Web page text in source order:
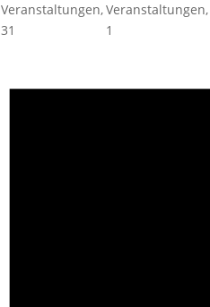
Veranstaltungen,
31
Veranstaltungen,
1